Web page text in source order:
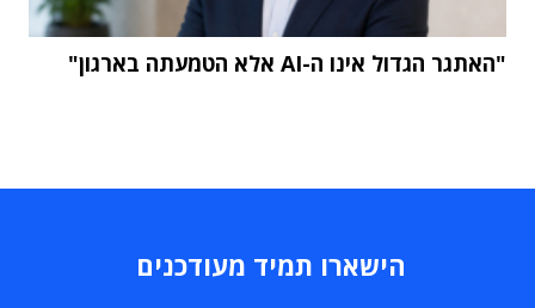
"האתגר הגדול אינו ה-AI אלא הטמעתה בארגון"
הישארו תמיד מעודכנים